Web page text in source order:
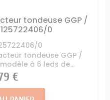
tondeuse GGP /
0
0
tondeuse GGP /
à 6 leds de...
€